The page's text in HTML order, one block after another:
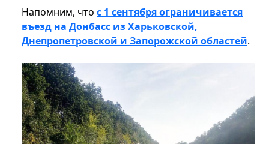
Напомним, что с 1 сентября ограничивается
въезд на Донбасс из Харьковской,
Днепропетровской и Запорожской областей.